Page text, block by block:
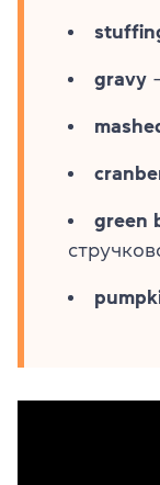
gravy
green